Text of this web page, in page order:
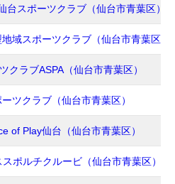
スポーツクラブ（仙台市青葉区）
域スポーツクラブ（仙台市青葉区）
クラブASPA（仙台市青葉区）
ツクラブ（仙台市青葉区）
of Play仙台（仙台市青葉区）
ポルチクルービ（仙台市青葉区）